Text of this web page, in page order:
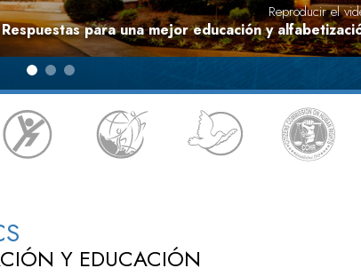
Reproducir el
Respuestas para una mejor educación y
Y EDUCACIÓN